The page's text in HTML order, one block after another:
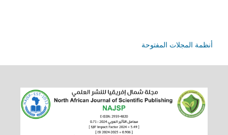
أنظمة المجلات المفتوحة